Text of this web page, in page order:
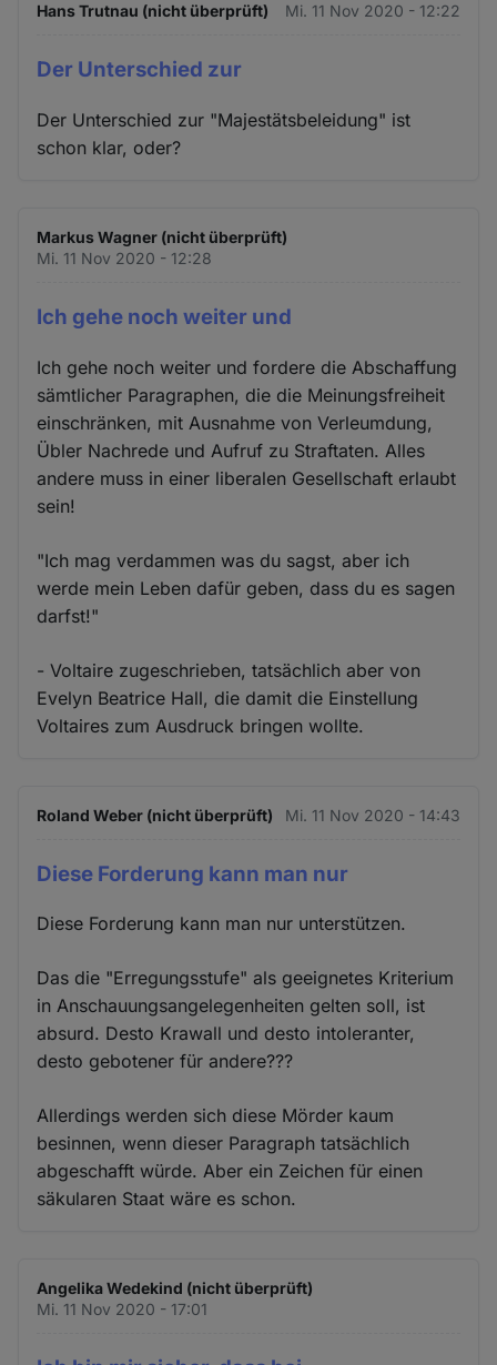
Hans Trutnau (nicht überprüft) Mi. 11 Nov 2020 - 12:22
Der Unterschied zur
Der Unterschied zur "Majestätsbeleidung" ist
schon klar, oder?
Markus Wagner (nicht überprüft)
Mi. 11 Nov 2020 - 12:28
Ich gehe noch weiter und
Ich gehe noch weiter und fordere die Abschaffung
sämtlicher Paragraphen, die die Meinungsfreiheit
einschränken, mit Ausnahme von Verleumdung,
Übler Nachrede und Aufruf zu Straftaten. Alles
andere muss in einer liberalen Gesellschaft erlaubt
sein!
"Ich mag verdammen was du sagst, aber ich
werde mein Leben dafür geben, dass du es sagen
darfst!"
- Voltaire zugeschrieben, tatsächlich aber von
Evelyn Beatrice Hall, die damit die Einstellung
Voltaires zum Ausdruck bringen wollte.
Roland Weber (nicht überprüft) Mi. 11 Nov 2020 - 14:43
Diese Forderung kann man nur
Diese Forderung kann man nur unterstützen.
Das die "Erregungsstufe" als geeignetes Kriterium
in Anschauungsangelegenheiten gelten soll, ist
absurd. Desto Krawall und desto intoleranter,
desto gebotener für andere???
Allerdings werden sich diese Mörder kaum
besinnen, wenn dieser Paragraph tatsächlich
abgeschafft würde. Aber ein Zeichen für einen
säkularen Staat wäre es schon.
Angelika Wedekind (nicht überprüft)
Mi. 11 Nov 2020 - 17:01